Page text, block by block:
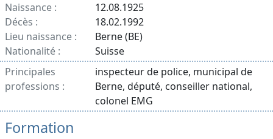
Naissance :
12.08.1925
Décès :
18.02.1992
Lieu naissance :
Berne (BE)
Nationalité :
Suisse
Principales
professions :
inspecteur de police, municipal de
Berne, député, conseiller national,
colonel EMG
Formation